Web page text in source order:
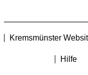
Kremsmünster
Hilfe